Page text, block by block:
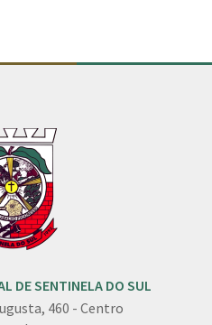
DE SENTINELA DO SUL
460 - Centro